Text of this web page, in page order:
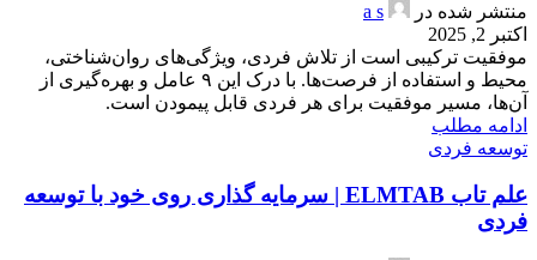
منتشر شده در
a s
اکتبر 2, 2025
موفقیت ترکیبی است از تلاش فردی، ویژگی‌های روان‌شناختی،
محیط و استفاده از فرصت‌ها. با درک این ۹ عامل و بهره‌گیری از
آن‌ها، مسیر موفقیت برای هر فردی قابل پیمودن است.
ادامه مطلب
توسعه فردی
علم تاب ELMTAB | سرمایه گذاری روی خود با توسعه
فردی